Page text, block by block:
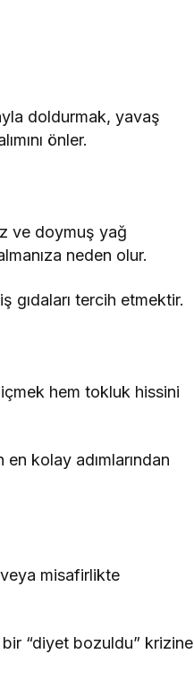
doldurmak, yavaş
önler.
ve doymuş yağ
neden olur.
gıdaları tercih etmektir.
hem tokluk hissini
kolay adımlarından
misafirlikte
“diyet bozuldu” krizine